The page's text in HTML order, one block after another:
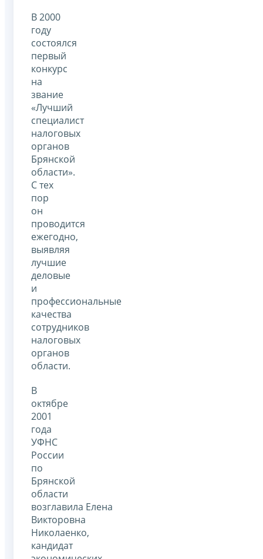
В 2000
году
состоялся
первый
конкурс
на
звание
«Лучший
специалист
налоговых
органов
Брянской
области».
С тех
пор
он
проводится
ежегодно,
выявляя
лучшие
деловые
и
профессиональные
качества
сотрудников
налоговых
органов
области.
В
октябре
2001
года
УФНС
России
по
Брянской
области
возглавила Елена
Викторовна
Николаенко,
кандидат